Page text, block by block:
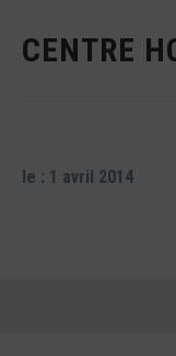
CENTRE
le : 1 avril 2014